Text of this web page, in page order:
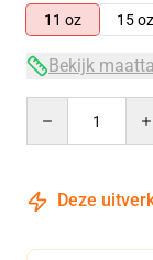
11 oz
15 oz
Bekijk
Deze